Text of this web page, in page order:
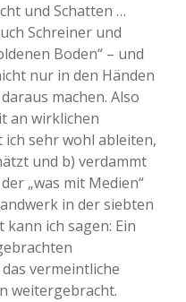
und Schatten …
Schreiner und
Boden“ – und
nur in den Händen
machen. Also
an wirklichen
sehr wohl ableiten,
und b) verdammt
„was mit Medien“
in der siebten
ich sagen: Ein
vermeintliche
weitergebracht.